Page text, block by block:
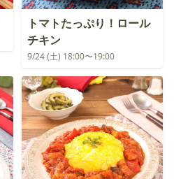
トマトたっぷり！ロール
チキン
9/24 (土) 18:00〜19:00